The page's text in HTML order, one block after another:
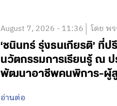
August 7, 2026 - 11:36 โดย พ
‘ชนินทร์ รุ่งธนเกียรติ’ ที่
นวัตกรรมการเรียนรู้ ณ ปร
พัฒนาอาชีพคนพิการ-ผู้
อ่านต่อ